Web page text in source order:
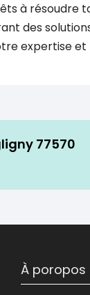
à résoudre
des
expertise
77570
À poropos